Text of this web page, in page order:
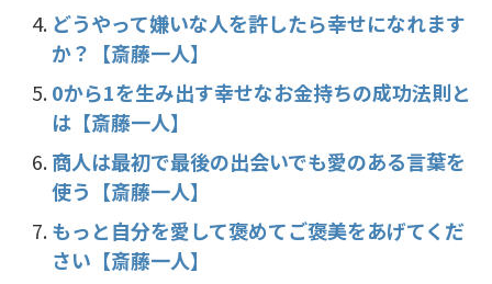
どうやって嫌いな人を許したら幸せになれます
か？【斎藤一人】
0から1を生み出す幸せなお金持ちの成功法則と
は【斎藤一人】
商人は最初で最後の出会いでも愛のある言葉を
使う【斎藤一人】
もっと自分を愛して褒めてご褒美をあげてくだ
さい【斎藤一人】